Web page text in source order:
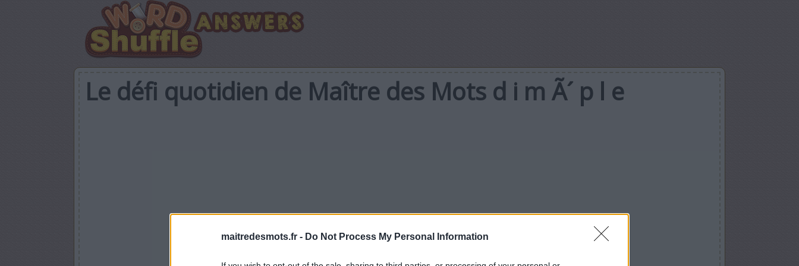
maitredesmots.fr - Do Not Process My Personal Information
Le défi quotidien de Maître des Mots d i m Ã´ p l e